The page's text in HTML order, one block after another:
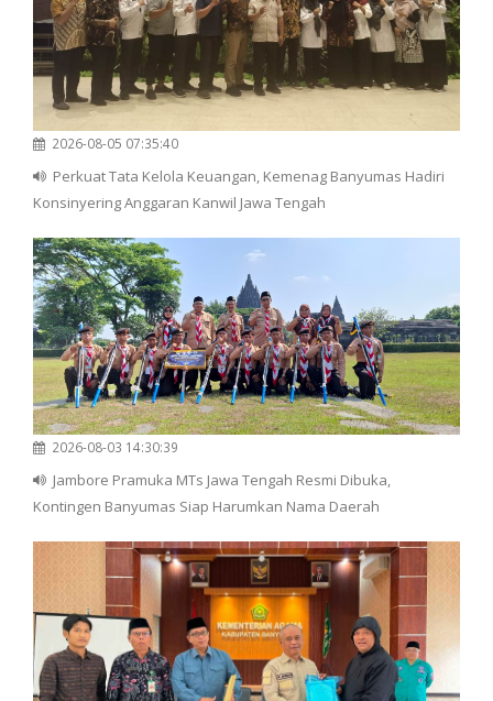
2026-08-05 07:35:40
Perkuat Tata Kelola Keuangan, Kemenag Banyumas Hadiri
Konsinyering Anggaran Kanwil Jawa Tengah
2026-08-03 14:30:39
Jambore Pramuka MTs Jawa Tengah Resmi Dibuka,
Kontingen Banyumas Siap Harumkan Nama Daerah